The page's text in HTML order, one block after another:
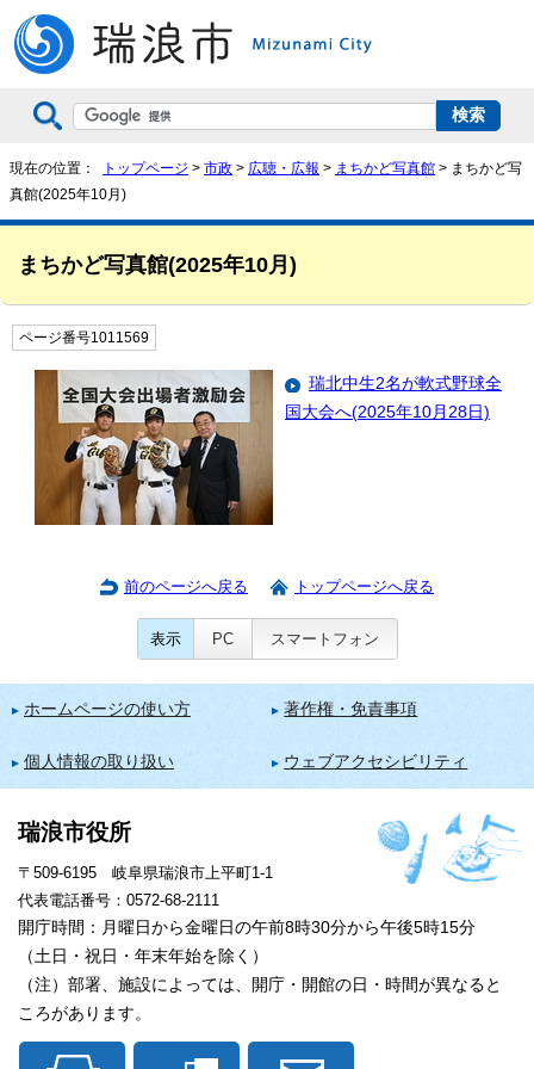
現在の位置： トップページ > 市政 > 広聴・広報 > まちかど写真館 > まちかど写
真館(2025年10月)
まちかど写真館(2025年10月)
ページ番号1011569
瑞北中生2名が軟式野球全
国大会へ(2025年10月28日)
前のページへ戻る トップページへ戻る
表示 PC スマートフォン
ホームページの使い方 著作権・免責事項
個人情報の取り扱い ウェブアクセシビリティ
瑞浪市役所
〒509-6195 岐阜県瑞浪市上平町1-1
代表電話番号：0572-68-2111
開庁時間：月曜日から金曜日の午前8時30分から午後5時15分
（土日・祝日・年末年始を除く）
（注）部署、施設によっては、開庁・開館の日・時間が異なると
ころがあります。